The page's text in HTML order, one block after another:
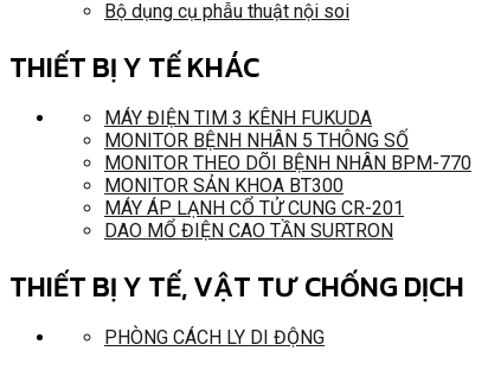
Bộ dụng cụ phẫu thuật nội soi
THIẾT BỊ Y TẾ KHÁC
MÁY ĐIỆN TIM 3 KÊNH FUKUDA
MONITOR BỆNH NHÂN 5 THÔNG SỐ
MONITOR THEO DÕI BỆNH NHÂN BPM-770
MONITOR SẢN KHOA BT300
MÁY ÁP LẠNH CỔ TỬ CUNG CR-201
DAO MỔ ĐIỆN CAO TẦN SURTRON
THIẾT BỊ Y TẾ, VẬT TƯ CHỐNG DỊCH
PHÒNG CÁCH LY DI ĐỘNG